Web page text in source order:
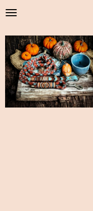
Zum
Hauptinhalt